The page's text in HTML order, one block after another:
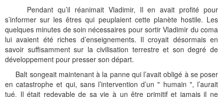
Pendant qu’il réanimait Vladimir, Il en avait profité pour
s’informer sur les êtres qui peuplaient cette planète hostile. Les
quelques minutes de soin nécessaires pour sortir Vladimir du coma
lui avaient été riches d’enseignements. Il croyait désormais en
savoir suffisamment sur la civilisation terrestre et son degré de
développement pour presser son départ.
Balt songeait maintenant à la panne qui l’avait obligé à se poser
en catastrophe et qui, sans l’intervention d’un " humain ", l’aurait
tué. Il était redevable de sa vie à un être primitif et jamais il ne